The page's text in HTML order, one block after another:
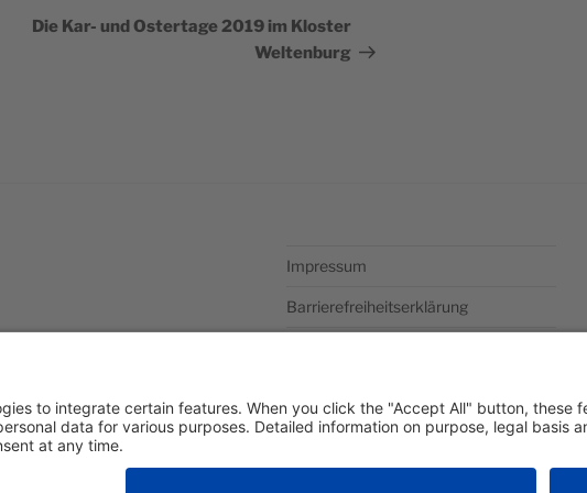
successivo
Die Kar- und Ostertage 2019 im Kloster
Weltenburg
Impressum
Barrierefreiheitserklärung